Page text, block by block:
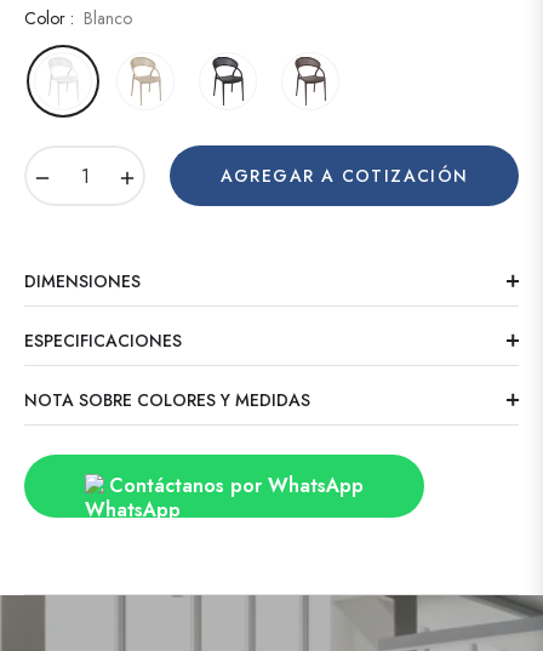
Color : Blanco
AGREGAR A COTIZACIÓN
DIMENSIONES
ESPECIFICACIONES
NOTA SOBRE COLORES Y MEDIDAS
Contáctanos por WhatsApp